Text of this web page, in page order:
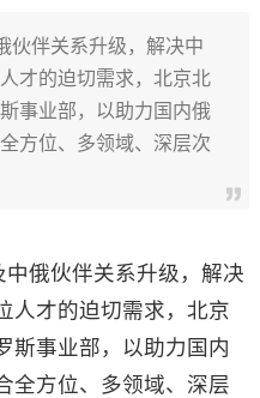
伙伴关系升级，解决中
才的迫切需求，北京北
事业部，以助力国内俄
方位、多领域、深层次
俄伙伴关系升级，解决
人才的迫切需求，北京
斯事业部，以助力国内
全方位、多领域、深层